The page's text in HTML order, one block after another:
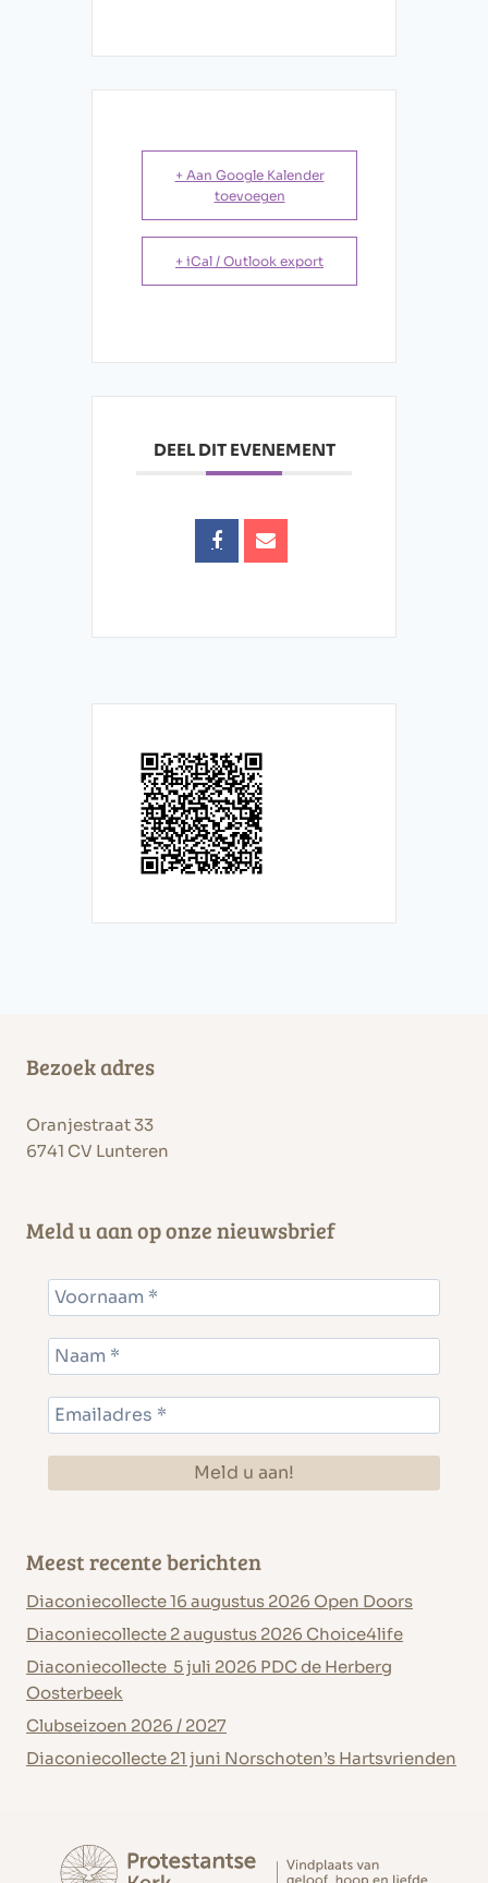
+ Aan Google Kalender
toevoegen
+ iCal / Outlook export
DEEL DIT EVENEMENT
Bezoek adres
Oranjestraat 33
6741 CV Lunteren
Meld u aan op onze nieuwsbrief
Meest recente berichten
Diaconiecollecte 16 augustus 2026 Open Doors
Diaconiecollecte 2 augustus 2026 Choice4life
Diaconiecollecte 5 juli 2026 PDC de Herberg
Oosterbeek
Clubseizoen 2026 / 2027
Diaconiecollecte 21 juni Norschoten’s Hartsvrienden